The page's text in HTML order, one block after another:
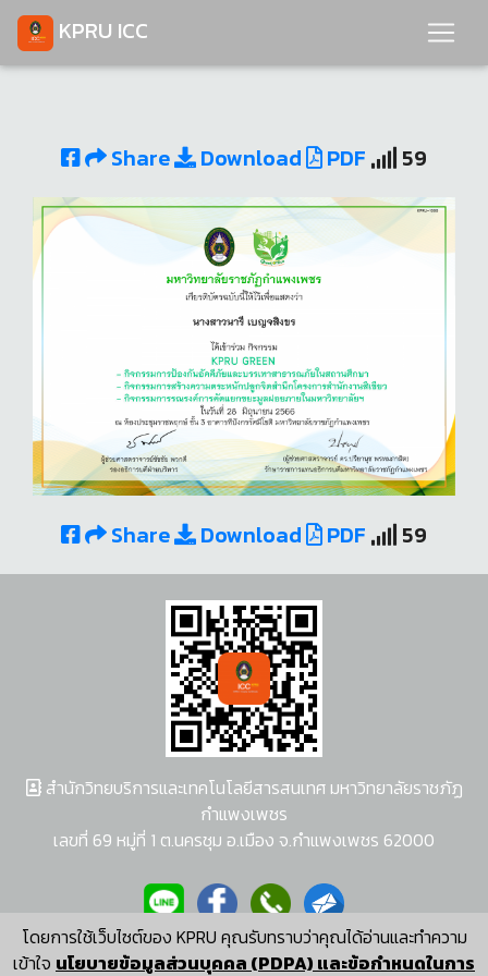
KPRU ICC
Share Download PDF 59
Share Download PDF 59
โดยการใช้เว็บไซต์ของ KPRU คุณรับทราบว่าคุณได้อ่านและทำความ
เข้าใจ นโยบายข้อมูลส่วนบุคคล (PDPA) และข้อกำหนดในการ
สำนักวิทยบริการและเทคโนโลยีสารสนเทศ มหาวิทยาลัยราชภัฏ
กำแพงเพชร
เลขที่ 69 หมู่ที่ 1 ต.นครชุม อ.เมือง จ.กำแพงเพชร 62000
ผู้พัฒนาระบบ อนุชา พวงผกา